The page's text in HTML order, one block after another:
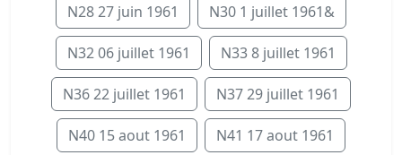
N28 27 juin 1961 N30 1 juillet 1961&
N32 06 juillet 1961 N33 8 juillet 1961
N36 22 juillet 1961 N37 29 juillet 1961
N40 15 aout 1961 N41 17 aout 1961